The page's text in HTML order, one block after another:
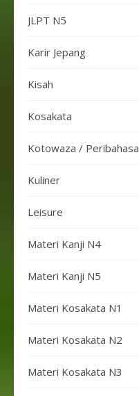
JLPT N5
Karir Jepang
Kisah
Kosakata
Kotowaza / Peribahasa
Kuliner
Leisure
Materi Kanji N4
Materi Kanji N5
Materi Kosakata N1
Materi Kosakata N2
Materi Kosakata N3